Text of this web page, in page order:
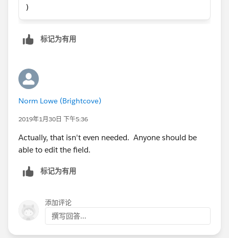
)
标记为有用
Norm Lowe (Brightcove)
2019年1月30日 下午5:36
Actually, that isn't even needed. Anyone should be
able to edit the field.
标记为有用
添加评论
撰写回答...